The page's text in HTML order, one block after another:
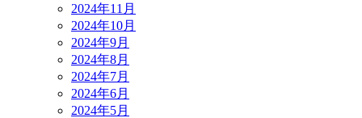
2024年11月
2024年10月
2024年9月
2024年8月
2024年7月
2024年6月
2024年5月